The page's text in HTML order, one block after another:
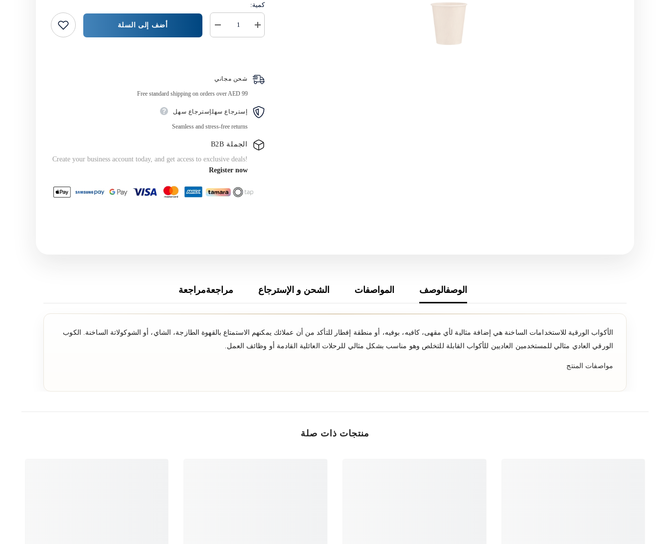
كمية:
كمية
زيادة
كمية
واحد
أضف إلى السلة
شحن مجاني
Free standard shipping on orders over AED 99
إسترجاع سهلإسترجاع سهل
Seamless and stress-free returns
الجملة B2B
Create your business account today, and get access to exclusive deals!
Register now
الوصفالوصف المواصفات الشحن و الإسترجاع مراجعةمراجعة
الأكواب الورقية للاستخدامات الساخنة هي إضافة مثالية لأي مقهى، كافيه، بوفيه، أو منطقة إفطار للتأكد من أن عملائك يمكنهم الاستمتاع بالقهوة الطازجة، الشاي، أو الشوكولاتة الساخنة. الكوب
الورقي العادي مثالي للمستخدمين العاديين للأكواب القابلة للتخلص وهو مناسب بشكل مثالي للرحلات العائلية القادمة أو وظائف العمل.
مواصفات المنتج
منتجات ذات صلة